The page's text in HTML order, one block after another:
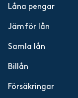
Låna pengar
Jämför lån
Samla lån
Billån
Försäkringar